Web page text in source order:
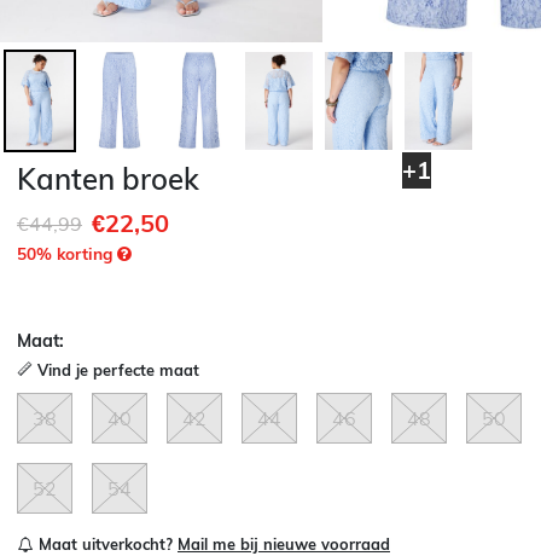
+1
Kanten broek
Afgeprijsd van
€44,99naar
€22,50
50% korting
Maat:
Vind je perfecte maat
38 40 42 44 46 48 50
52 54
Maat uitverkocht? Mail me bij nieuwe voorraad